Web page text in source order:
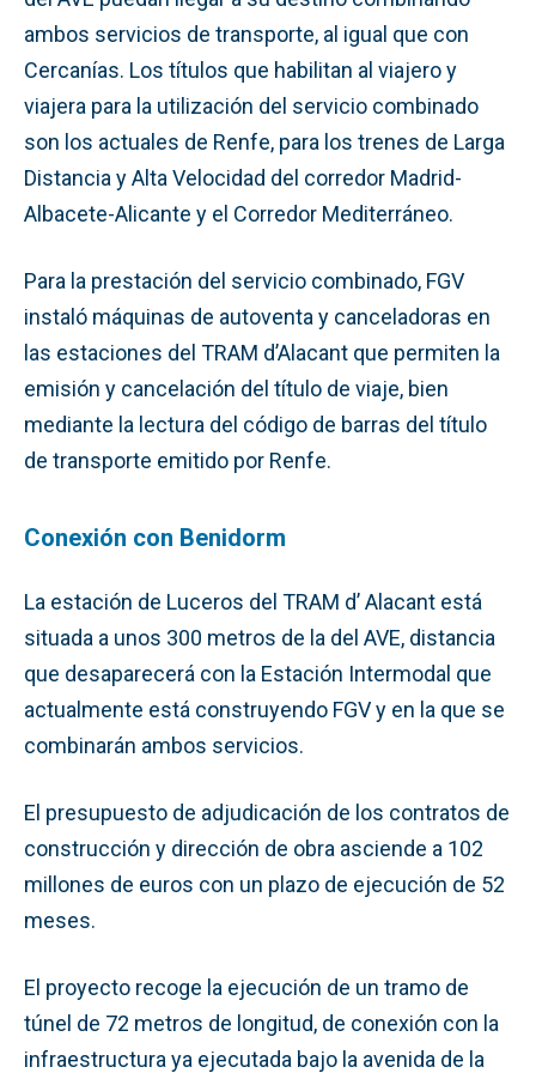
ambos servicios de transporte, al igual que con
Cercanías. Los títulos que habilitan al viajero y
viajera para la utilización del servicio combinado
son los actuales de Renfe, para los trenes de Larga
Distancia y Alta Velocidad del corredor Madrid-
Albacete-Alicante y el Corredor Mediterráneo.
Para la prestación del servicio combinado, FGV
instaló máquinas de autoventa y canceladoras en
las estaciones del TRAM d’Alacant que permiten la
emisión y cancelación del título de viaje, bien
mediante la lectura del código de barras del título
de transporte emitido por Renfe.
Conexión con Benidorm
La estación de Luceros del TRAM d’ Alacant está
situada a unos 300 metros de la del AVE, distancia
que desaparecerá con la Estación Intermodal que
actualmente está construyendo FGV y en la que se
combinarán ambos servicios.
El presupuesto de adjudicación de los contratos de
construcción y dirección de obra asciende a 102
millones de euros con un plazo de ejecución de 52
meses.
El proyecto recoge la ejecución de un tramo de
túnel de 72 metros de longitud, de conexión con la
infraestructura ya ejecutada bajo la avenida de la